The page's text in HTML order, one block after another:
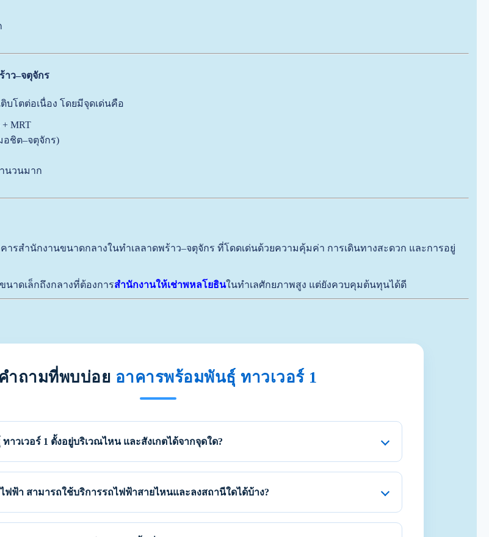
าว–จตุจักร
บโตต่อเนื่อง โดยมีจุดเด่นคือ
MRT
ชิต–จตุจักร)
นวนมาก
ารสำนักงานขนาดกลางในทำเลลาดพร้าว–จตุจักร ที่โดดเด่นด้วยความคุ้มค่า การเดินทางสะดวก และการอยู่
นาดเล็กถึงกลางที่ต้องการสำนักงานให้เช่าพหลโยธินในทำเลศักยภาพสูง แต่ยังควบคุมต้นทุนได้ดี
คำถามที่พบบ่อย อาคารพร้อมพันธุ์ ทาวเวอร์ 1
าวเวอร์ 1 ตั้งอยู่บริเวณไหน และสังเกตได้จากจุดใด?
ฟฟ้า สามารถใช้บริการรถไฟฟ้าสายไหนและลงสถานีใดได้บ้าง?